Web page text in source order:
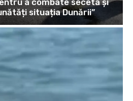
situația Dunării”